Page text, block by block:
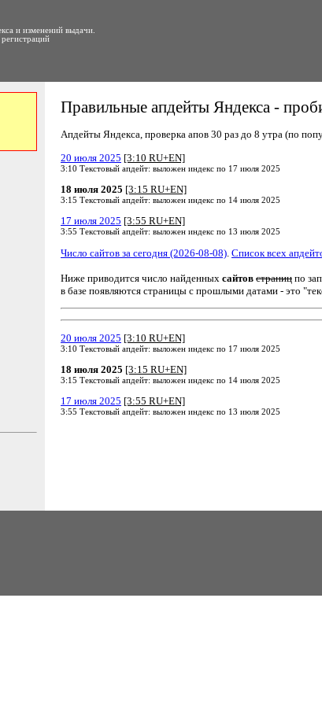
и изменений выдачи.
Правильные апдейты Яндекса -
Апдейты Яндекса, проверка апов 30 раз до 8 утра (по
20 июля 2025 [3:10 RU+EN]
3:10 Текстовый апдейт: выложен индекс по 17 июля 2025
18 июля 2025 [3:15 RU+EN]
3:15 Текстовый апдейт: выложен индекс по 14 июля 2025
17 июля 2025 [3:55 RU+EN]
3:55 Текстовый апдейт: выложен индекс по 13 июля 2025
Число сайтов за сегодня (2026-08-08) Список всех
Ниже приводится число найденных сайтов страниц по
в базе появляются страницы с прошлыми датами - это
20 июля 2025 [3:10 RU+EN]
3:10 Текстовый апдейт: выложен индекс по 17 июля 2025
18 июля 2025 [3:15 RU+EN]
3:15 Текстовый апдейт: выложен индекс по 14 июля 2025
17 июля 2025 [3:55 RU+EN]
3:55 Текстовый апдейт: выложен индекс по 13 июля 2025